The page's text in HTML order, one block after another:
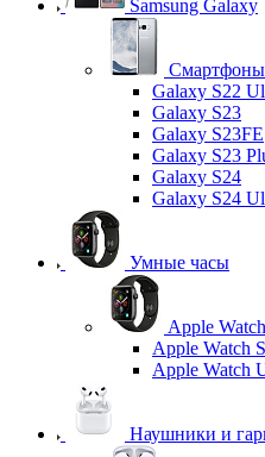
Samsung Galaxy
Смартфоны
Galaxy S22
Galaxy S23
Galaxy S23FE
Galaxy S23
Galaxy S24
Galaxy S24
Умные часы
Apple Watch
Apple Watch
Apple Watch
Наушники и